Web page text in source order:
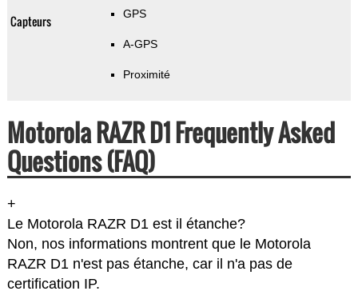
Capteurs GPS
A-GPS
Proximité
Motorola RAZR D1 Frequently Asked
Questions (FAQ)
+
Le Motorola RAZR D1 est il étanche?
Non, nos informations montrent que le Motorola
RAZR D1 n'est pas étanche, car il n'a pas de
certification IP.